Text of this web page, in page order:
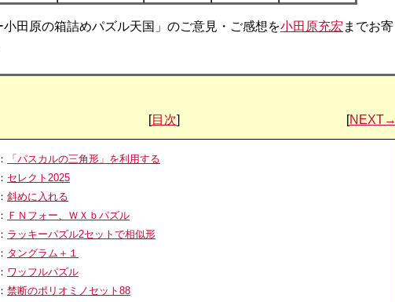
小田原の箱詰めパズル天国」のご意見・ご感想を小田原充宏 までお寄
[目次] [NEXT→
「パスカルの三角形」を利用する
セレクト2025
斜めに入れる
ＦＮフォー、ＷＸｂパズル
ラッキーパズル2セットで相似形
タングラム＋１
ワッフルパズル
禁断のポリオミノセット88